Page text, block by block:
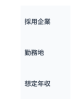
採用企業
勤務地
想定年収